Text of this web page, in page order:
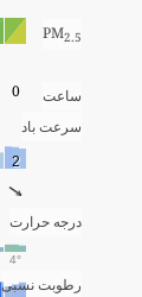
PM2.5
ساعت 0
سرعت باد
2
درجه حرارت
4°
رطوبت نسبی